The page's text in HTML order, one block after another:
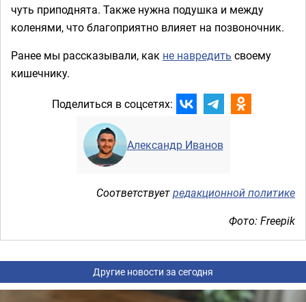
чуть приподнята. Также нужна подушка и между
коленями, что благоприятно влияет на позвоночник.
Ранее мы рассказывали, как не навредить своему
кишечнику.
Поделиться в соцсетях:
Александр Иванов
Соответствуетредакционной политике
Фото: Freepik
Другие новости за сегодня